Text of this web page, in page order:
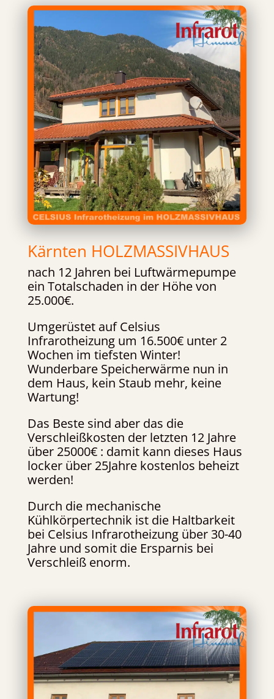
Kärnten HOLZMASSIVHAUS
nach 12 Jahren bei Luftwärmepumpe
ein Totalschaden in der Höhe von
25.000€.
Umgerüstet auf Celsius
Infrarotheizung um 16.500€ unter 2
Wochen im tiefsten Winter!
Wunderbare Speicherwärme nun in
dem Haus, kein Staub mehr, keine
Wartung!
Das Beste sind aber das die
Verschleißkosten der letzten 12 Jahre
über 25000€ : damit kann dieses Haus
locker über 25Jahre kostenlos beheizt
werden!
Durch die mechanische
Kühlkörpertechnik ist die Haltbarkeit
bei Celsius Infrarotheizung über 30-40
Jahre und somit die Ersparnis bei
Verschleiß enorm.